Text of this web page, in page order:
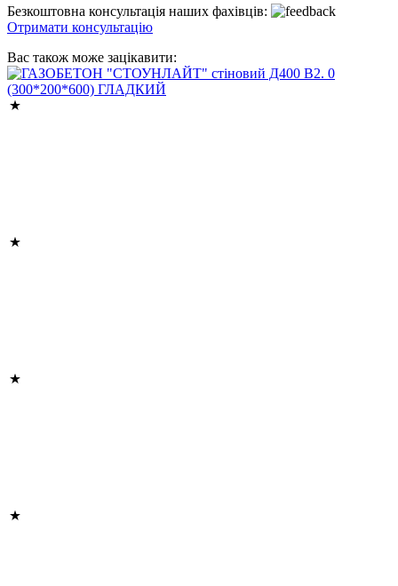
Безкоштовна консультація наших фахівців:
Отримати консультацію
Вас також може зацікавити: